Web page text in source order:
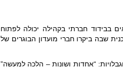
בבידוד חברתי בקהילה יכולה לפתוח
שבה ביקרו חברי מועדון הבוגרים של
“אחדות ושונות – הלכה למעשה”